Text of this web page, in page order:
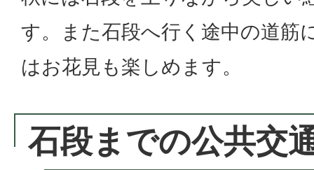
す。また石段へ行く途中の道筋
はお花見も楽しめます。
石段までの公共交